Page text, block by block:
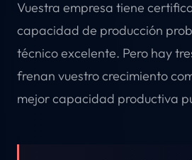
Vuestra empresa tiene
capacidad de producción
técnico excelente. Pero hay
frenan vuestro crecimiento
mejor capacidad productiva